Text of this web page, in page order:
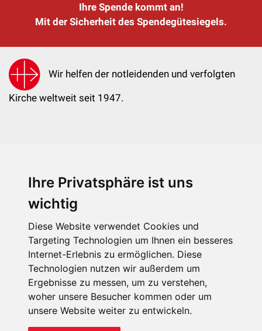
Ihre Privatsphäre ist uns
wichtig
Diese Website verwendet Cookies und
Targeting Technologien um Ihnen ein besseres
Internet-Erlebnis zu ermöglichen. Diese
Technologien nutzen wir außerdem um
Ergebnisse zu messen, um zu verstehen,
woher unsere Besucher kommen oder um
unsere Website weiter zu entwickeln.
Ihre Spende kommt an!
Mit der Sicherheit des Spendegütesiegels.
Wir helfen der notleidenden und verfolgten
Kirche weltweit seit 1947.
KIRCHE IN NOT - Österreich
kin@kircheinnot.at
KIN weltweit